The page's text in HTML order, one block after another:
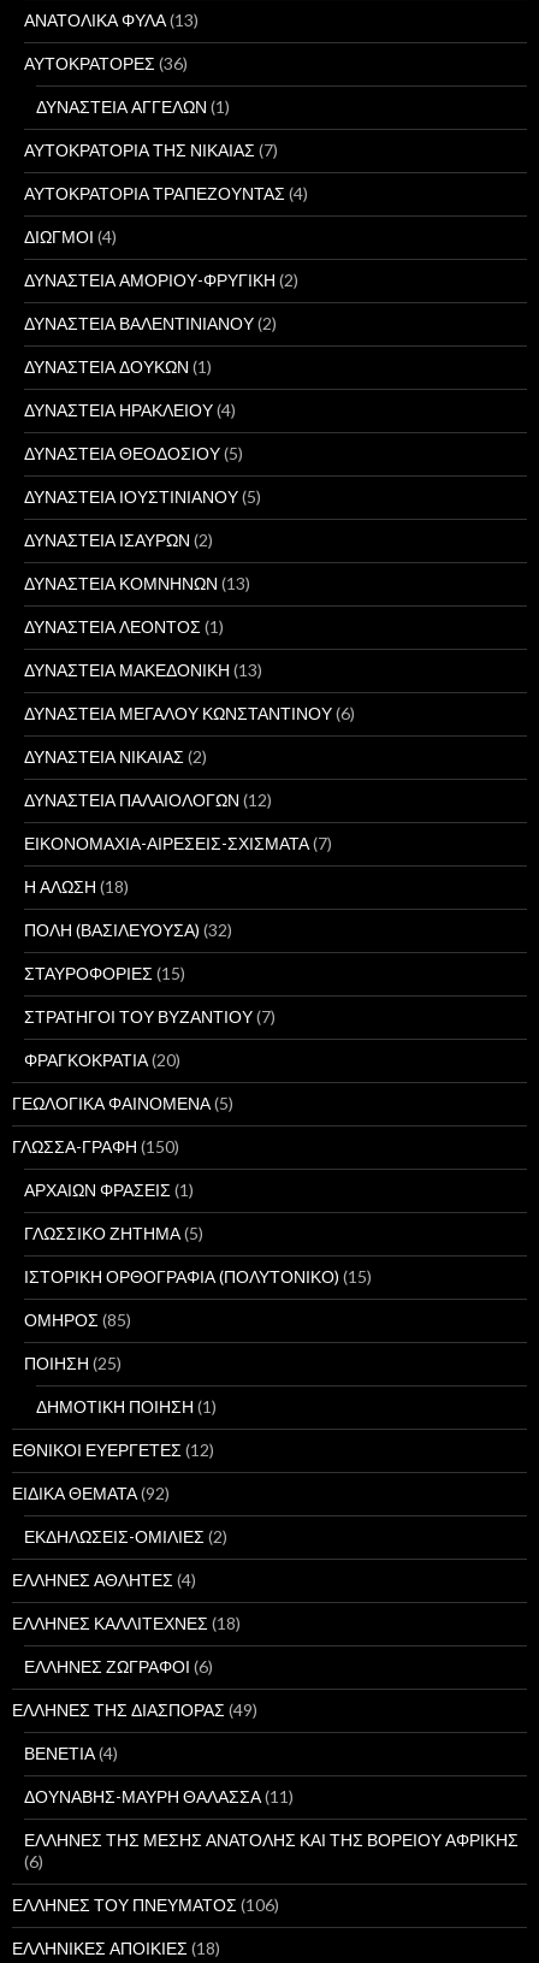
ΑΝΑΤΟΛΙΚΑ ΦΥΛΑ(13)
ΑΥΤΟΚΡΑΤΟΡΕΣ (36)
ΔΥΝΑΣΤΕΙΑ ΑΓΓΕΛΩΝ (1)
ΑΥΤΟΚΡΑΤΟΡΙΑ ΤΗΣ ΝΙΚΑΙΑΣ (7)
ΑΥΤΟΚΡΑΤΟΡΙΑ ΤΡΑΠΕΖΟΥΝΤΑΣ (4)
ΔΙΩΓΜΟΙ (4)
ΔΥΝΑΣΤΕΙΑ ΑΜΟΡΙΟΥ-ΦΡΥΓΙΚΗ (2)
ΔΥΝΑΣΤΕΙΑ ΒΑΛΕΝΤΙΝΙΑΝΟΥ(2)
ΔΥΝΑΣΤΕΙΑ ΔΟΥΚΩΝ (1)
ΔΥΝΑΣΤΕΙΑ ΗΡΑΚΛΕΙΟΥ(4)
ΔΥΝΑΣΤΕΙΑ ΘΕΟΔΟΣΙΟΥ(5)
ΔΥΝΑΣΤΕΙΑ ΙΟΥΣΤΙΝΙΑΝΟΥ(5)
ΔΥΝΑΣΤΕΙΑ ΙΣΑΥΡΩΝ (2)
ΔΥΝΑΣΤΕΙΑ ΚΟΜΝΗΝΩΝ (13)
ΔΥΝΑΣΤΕΙΑ ΛΕΟΝΤΟΣ (1)
ΔΥΝΑΣΤΕΙΑ ΜΑΚΕΔΟΝΙΚΗ (13)
ΔΥΝΑΣΤΕΙΑ ΜΕΓΑΛΟΥ ΚΩΝΣΤΑΝΤΙΝΟΥ(6)
ΔΥΝΑΣΤΕΙΑ ΝΙΚΑΙΑΣ (2)
ΔΥΝΑΣΤΕΙΑ ΠΑΛΑΙΟΛΟΓΩΝ (12)
ΕΙΚΟΝΟΜΑΧΙΑ-ΑΙΡΕΣΕΙΣ-ΣΧΙΣΜΑΤΑ(7)
Η ΑΛΩΣΗ (18)
ΠΟΛΗ (ΒΑΣΙΛΕΥΟΥΣΑ) (32)
ΣΤΑΥΡΟΦΟΡΙΕΣ (15)
ΣΤΡΑΤΗΓΟΙ ΤΟΥ ΒΥΖΑΝΤΙΟΥ(7)
ΦΡΑΓΚΟΚΡΑΤΙΑ(20)
ΓΕΩΛΟΓΙΚΑ ΦΑΙΝΟΜΕΝΑ(5)
ΓΛΩΣΣΑ-ΓΡΑΦΗ (150)
ΑΡΧΑΙΩΝ ΦΡΑΣΕΙΣ (1)
ΓΛΩΣΣΙΚΟ ΖΗΤΗΜΑ(5)
ΙΣΤΟΡΙΚΗ ΟΡΘΟΓΡΑΦΙΑ (ΠΟΛΥΤΟΝΙΚΟ) (15)
ΟΜΗΡΟΣ (85)
ΠΟΙΗΣΗ (25)
ΔΗΜΟΤΙΚΗ ΠΟΙΗΣΗ (1)
ΕΘΝΙΚΟΙ ΕΥΕΡΓΕΤΕΣ (12)
ΕΙΔΙΚΑ ΘΕΜΑΤΑ(92)
ΕΚΔΗΛΩΣΕΙΣ-ΟΜΙΛΙΕΣ (2)
ΕΛΛΗΝΕΣ ΑΘΛΗΤΕΣ (4)
ΕΛΛΗΝΕΣ ΚΑΛΛΙΤΕΧΝΕΣ (18)
ΕΛΛΗΝΕΣ ΖΩΓΡΑΦΟΙ (6)
ΕΛΛΗΝΕΣ ΤΗΣ ΔΙΑΣΠΟΡΑΣ (49)
ΒΕΝΕΤΙΑ(4)
ΔΟΥΝΑΒΗΣ-ΜΑΥΡΗ ΘΑΛΑΣΣΑ(11)
ΕΛΛΗΝΕΣ ΤΗΣ ΜΕΣΗΣ ΑΝΑΤΟΛΗΣ ΚΑΙ ΤΗΣ ΒΟΡΕΙΟΥ ΑΦΡΙΚΗΣ
(6)
ΕΛΛΗΝΕΣ ΤΟΥ ΠΝΕΥΜΑΤΟΣ (106)
ΕΛΛΗΝΙΚΕΣ ΑΠΟΙΚΙΕΣ (18)